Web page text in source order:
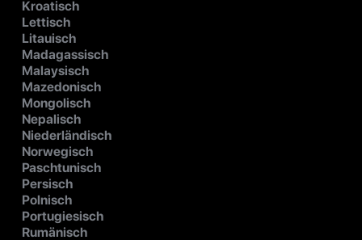
Kroatisch
Lettisch
Litauisch
Madagassisch
Malaysisch
Mazedonisch
Mongolisch
Nepalisch
Niederländisch
Norwegisch
Paschtunisch
Persisch
Polnisch
Portugiesisch
Rumänisch